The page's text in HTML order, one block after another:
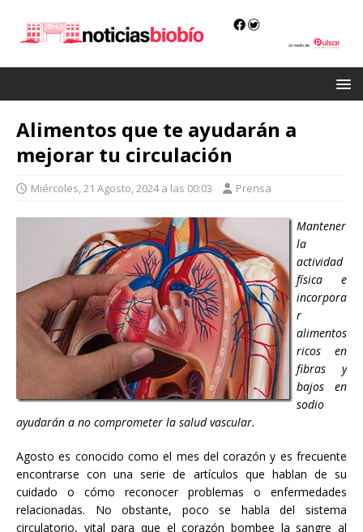
Alimentos que te ayudarán a
mejorar tu circulación
Miércoles, 21 Agosto, 2024 a las 00:03 Prensa
Mantener
la
actividad
física e
incorpora
r
alimentos
ricos en
fibras y
bajos en
sodio
ayudarán a no comprometer la salud vascular.
Agosto es conocido como el mes del corazón y es frecuente
encontrarse con una serie de artículos que hablan de su
cuidado o cómo reconocer problemas o enfermedades
relacionadas. No obstante, poco se habla del sistema
circulatorio, vital para que el corazón bombee la sangre al